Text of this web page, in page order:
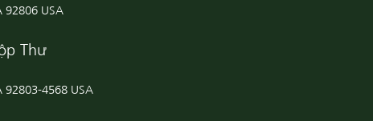
92806 USA
Thư
92803-4568 USA